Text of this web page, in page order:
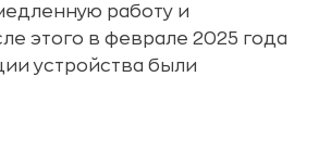
работу и
этого в феврале 2025 года
устройства были